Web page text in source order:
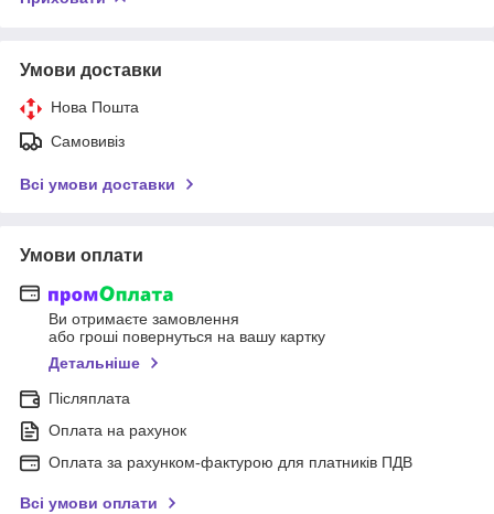
Умови доставки
Нова Пошта
Самовивіз
Всі умови доставки
Умови оплати
Ви отримаєте замовлення
або гроші повернуться на вашу картку
Детальніше
Післяплата
Оплата на рахунок
Оплата за рахунком-фактурою для платників ПДВ
Всі умови оплати